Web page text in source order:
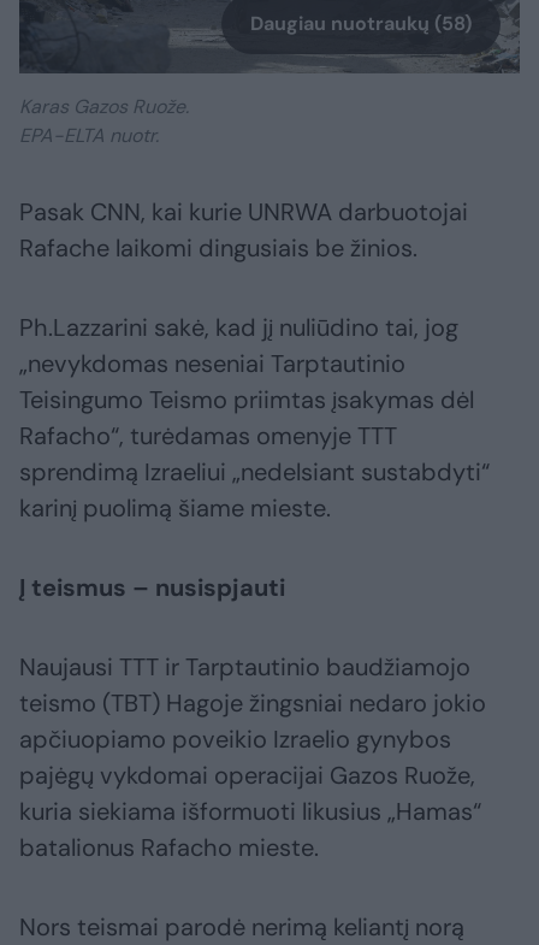
Daugiau nuotraukų (58)
Karas Gazos Ruože.
EPA-ELTA nuotr.
Pasak CNN, kai kurie UNRWA darbuotojai
Rafache laikomi dingusiais be žinios.
Ph.Lazzarini sakė, kad jį nuliūdino tai, jog
„nevykdomas neseniai Tarptautinio
Teisingumo Teismo priimtas įsakymas dėl
Rafacho“, turėdamas omenyje TTT
sprendimą Izraeliui „nedelsiant sustabdyti“
karinį puolimą šiame mieste.
Į teismus – nusispjauti
Naujausi TTT ir Tarptautinio baudžiamojo
teismo (TBT) Hagoje žingsniai nedaro jokio
apčiuopiamo poveikio Izraelio gynybos
pajėgų vykdomai operacijai Gazos Ruože,
kuria siekiama išformuoti likusius „Hamas“
batalionus Rafacho mieste.
Nors teismai parodė nerimą keliantį norą